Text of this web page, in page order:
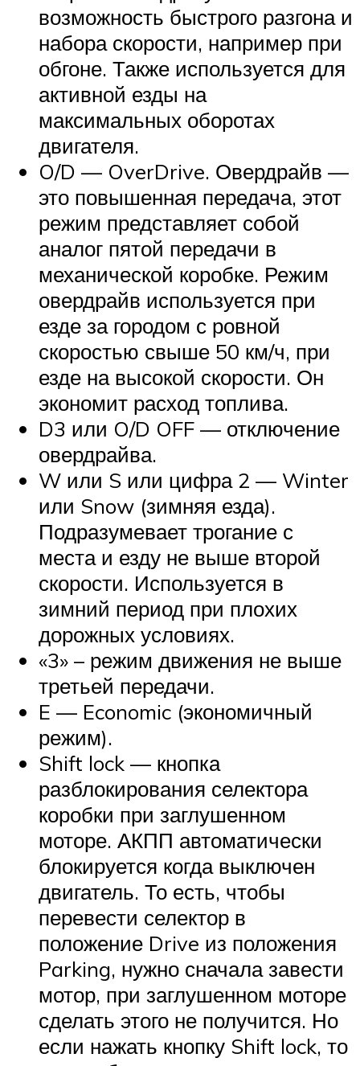
возможность быстрого разгона и
набора скорости, например при
обгоне. Также используется для
активной езды на
максимальных оборотах
двигателя.
O/D — OverDrive. Овердрайв —
это повышенная передача, этот
режим представляет собой
аналог пятой передачи в
механической коробке. Режим
овердрайв используется при
езде за городом с ровной
скоростью свыше 50 км/ч, при
езде на высокой скорости. Он
экономит расход топлива.
D3 или O/D OFF — отключение
овердрайва.
W или S или цифра 2 — Winter
или Snow (зимняя езда).
Подразумевает трогание с
места и езду не выше второй
скорости. Используется в
зимний период при плохих
дорожных условиях.
«3» – режим движения не выше
третьей передачи.
E — Economic (экономичный
режим).
Shift lock — кнопка
разблокирования селектора
коробки при заглушенном
моторе. АКПП автоматически
блокируется когда выключен
двигатель. То есть, чтобы
перевести селектор в
положение Drive из положения
Parking, нужно сначала завести
мотор, при заглушенном моторе
сделать этого не получится. Но
если нажать кнопку Shift lock, то